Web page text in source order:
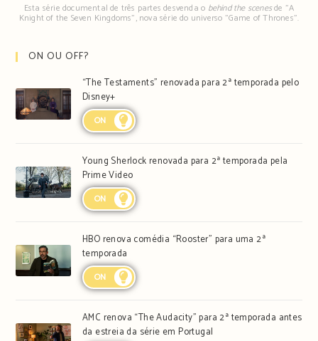
Esta série documental de três partes desvenda o behind the scenesde "A
Knight of the Seven Kingdoms", nova série do universo "Game of Thrones".
ON OU OFF?
“The Testaments” renovada para 2ª temporada pelo
Disney+
ON
Young Sherlock renovada para 2ª temporada pela
Prime Video
ON
HBO renova comédia “Rooster” para uma 2ª
temporada
ON
AMC renova “The Audacity” para 2ª temporada antes
da estreia da série em Portugal